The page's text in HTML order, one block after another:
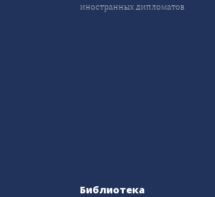
иностранных дипломатов
Библиотека